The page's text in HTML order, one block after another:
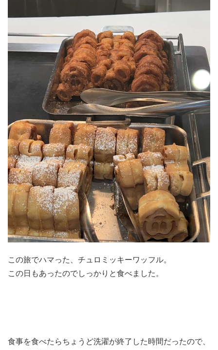
この旅でハマった、チュロミッキーワッフル。
この日もあったのでしっかりと食べました。
食事を食べたらちょうど洗濯が終了した時間だったので、